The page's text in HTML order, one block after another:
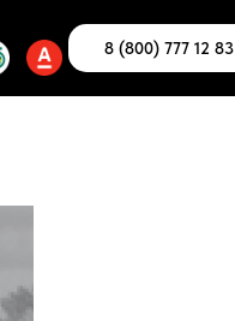
8 (800) 777 12 83